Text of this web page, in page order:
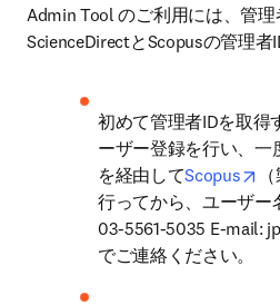
Admin Tool のご利用には、管理
ScienceDirectとScopusの管理者
初めて管理者IDを取得
ーザー登録を行い、一
を経由してScopus
行ってから、ユーザー
03-5561-5035 E-mail:
でご連絡ください。